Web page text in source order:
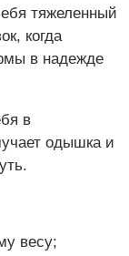
тяжеленный
когда
в надежде
в
одышка и
весу;